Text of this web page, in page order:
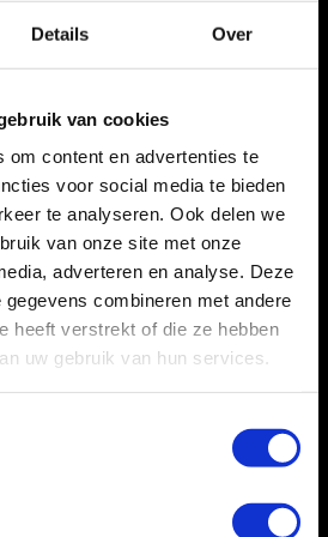
Details Over
van cookies
om content en advertenties te
voor social media te bieden
te analyseren. Ook delen we
van onze site met onze
adverteren en analyse. Deze
combineren met andere
heeft verstrekt of die ze hebben
uw gebruik van hun services.